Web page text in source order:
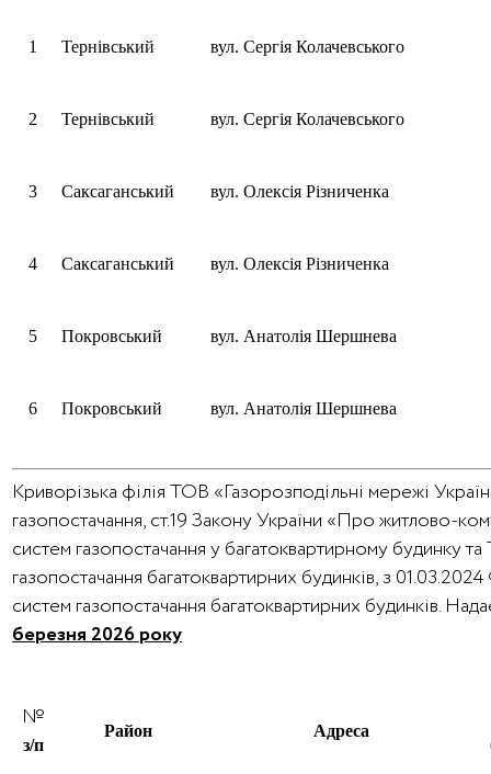
1 Тернівський вул. Сергія Колачевського
2 Тернівський вул. Сергія Колачевського
3 Саксаганський вул. Олексія Різниченка
4 Саксаганський вул. Олексія Різниченка
5 Покровський вул. Анатолія Шершнева
6 Покровський вул. Анатолія Шершнева
Криворізька філія ТОВ «Газорозподільні мережі
газопостачання, ст.19 Закону України «Про житлово-
систем газопостачання у багатоквартирному будинку
газопостачання багатоквартирних будинків, з
систем газопостачання багатоквартирних будинків.
березня 2026 року
№
з/п
Район Адреса